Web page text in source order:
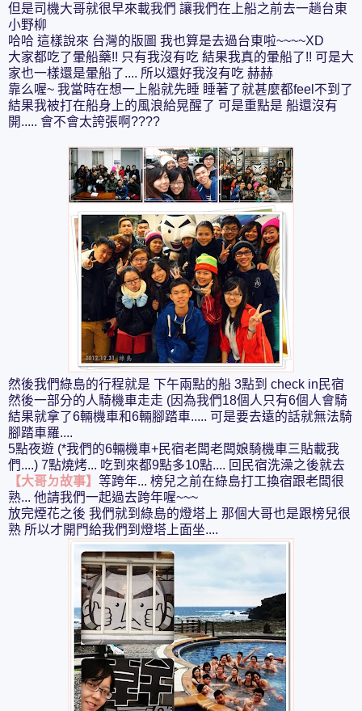
但是司機大哥就很早來載我們 讓我們在上船之前去一趟台東
小野柳
哈哈 這樣說來 台灣的版圖 我也算是去過台東啦~~~~XD
大家都吃了暈船藥!! 只有我沒有吃 結果我真的暈船了!! 可是大
家也一樣還是暈船了.... 所以還好我沒有吃 赫赫
靠么喔~ 我當時在想一上船就先睡 睡著了就甚麼都feel不到了
結果我被打在船身上的風浪給晃醒了 可是重點是 船還沒有
開..... 會不會太誇張啊????
然後我們綠島的行程就是 下午兩點的船 3點到 check in民宿
然後一部分的人騎機車走走 (因為我們18個人只有6個人會騎
結果就拿了6輛機車和6輛腳踏車..... 可是要去遠的話就無法騎
腳踏車羅....
5點夜遊 (*我們的6輛機車+民宿老闆老闆娘騎機車三貼載我
們....) 7點燒烤... 吃到來都9點多10點.... 回民宿洗澡之後就去
【大哥ㄉ故事】 等跨年... 榜兒之前在綠島打工換宿跟老闆很
熟... 他請我們一起過去跨年喔~~~
放完煙花之後 我們就到綠島的燈塔上 那個大哥也是跟榜兒很
熟 所以才開門給我們到燈塔上面坐....